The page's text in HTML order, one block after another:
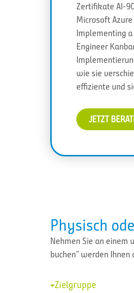
Zertifikate AI-
Microsoft
Implementing
Engineer
wie sie
effiziente und
JETZT
Physisch
Nehmen Sie an einem
buchen” werden
Zielgruppe